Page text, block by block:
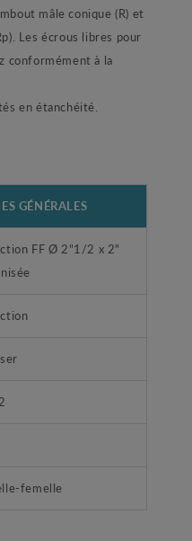
mâle conique (R) et
Les écrous libres pour
conformément à la
en étanchéité.
GÉNÉRALES
FF Ø 2"1/2 x 2"
femelle